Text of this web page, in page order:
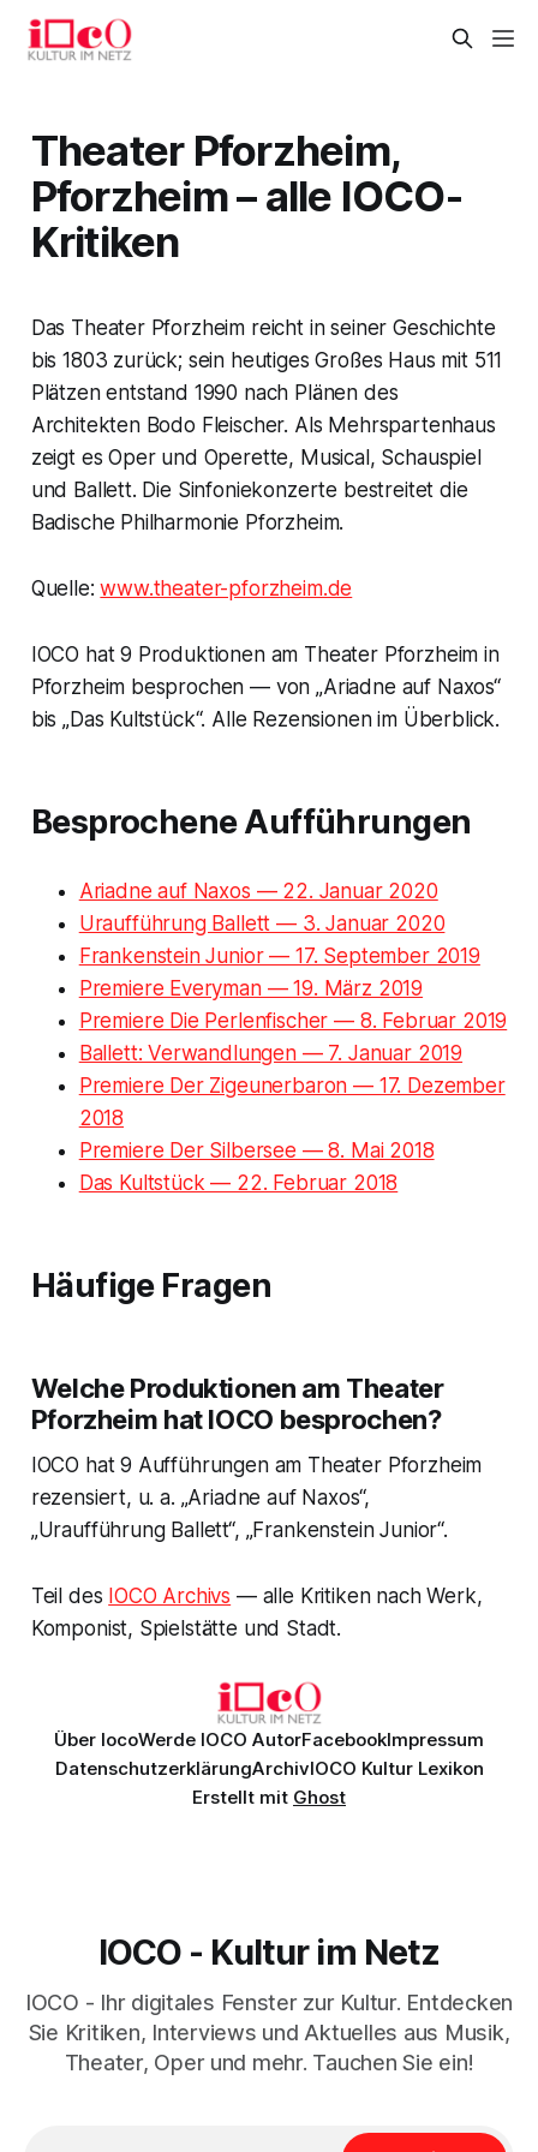
Theater Pforzheim,
Pforzheim – alle IOCO-
Kritiken
Das Theater Pforzheim reicht in seiner Geschichte
bis 1803 zurück; sein heutiges Großes Haus mit 511
Plätzen entstand 1990 nach Plänen des
Architekten Bodo Fleischer. Als Mehrspartenhaus
zeigt es Oper und Operette, Musical, Schauspiel
und Ballett. Die Sinfoniekonzerte bestreitet die
Badische Philharmonie Pforzheim.
Quelle:www.theater-pforzheim.de
IOCO hat 9 Produktionen am Theater Pforzheim in
Pforzheim besprochen — von „Ariadne auf Naxos“
bis „Das Kultstück“. Alle Rezensionen im Überblick.
Besprochene Aufführungen
Ariadne auf Naxos — 22. Januar 2020
Uraufführung Ballett — 3. Januar 2020
Frankenstein Junior — 17. September 2019
Premiere Everyman — 19. März 2019
Premiere Die Perlenfischer — 8. Februar 2019
Ballett: Verwandlungen — 7. Januar 2019
Premiere Der Zigeunerbaron — 17. Dezember
2018
Premiere Der Silbersee — 8. Mai 2018
Das Kultstück — 22. Februar 2018
Häufige Fragen
Welche Produktionen am Theater
Pforzheim hat IOCO besprochen?
IOCO hat 9 Aufführungen am Theater Pforzheim
rezensiert, u. a. „Ariadne auf Naxos“,
„Uraufführung Ballett“, „Frankenstein Junior“.
Teil des IOCO Archivs — alle Kritiken nach Werk,
Komponist, Spielstätte und Stadt.
Über IocoWerde IOCO AutorFacebookImpressum
DatenschutzerklärungArchivIOCO Kultur Lexikon
Erstellt mit Ghost
IOCO - Kultur im Netz
IOCO - Ihr digitales Fenster zur Kultur. Entdecken
Sie Kritiken, Interviews und Aktuelles aus Musik,
Theater, Oper und mehr. Tauchen Sie ein!